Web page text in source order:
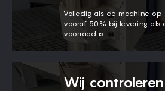
Volledig als de machine op
vooraf 50% bij levering als
voorraad is.
Wij